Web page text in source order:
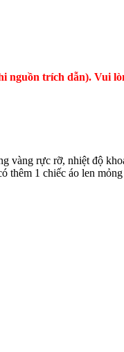
trích dẫn). Vui
rực rỡ, nhiệt độ
thêm 1 chiếc áo len